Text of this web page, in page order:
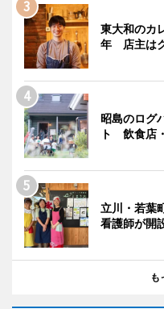
東大和のカ
年 店主は
昭島のログ
ト 飲食店
立川・若葉
看護師が開
も